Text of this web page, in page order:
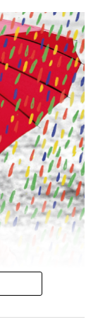
tapa, que